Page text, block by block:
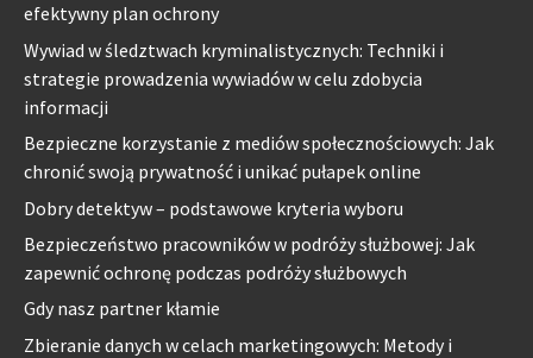
efektywny plan ochrony
Wywiad w śledztwach kryminalistycznych: Techniki i
strategie prowadzenia wywiadów w celu zdobycia
informacji
Bezpieczne korzystanie z mediów społecznościowych: Jak
chronić swoją prywatność i unikać pułapek online
Dobry detektyw – podstawowe kryteria wyboru
Bezpieczeństwo pracowników w podróży służbowej: Jak
zapewnić ochronę podczas podróży służbowych
Gdy nasz partner kłamie
Zbieranie danych w celach marketingowych: Metody i